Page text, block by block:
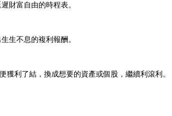
財富自由的時程表。
生不息的複利報酬。
利了結，換成想要的資產或個股，繼續利滾利。